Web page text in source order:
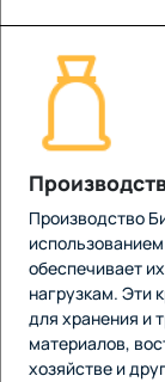
Производство
обеспечивает
нагрузкам. Эти
для хранения и
материалов,
хозяйстве и